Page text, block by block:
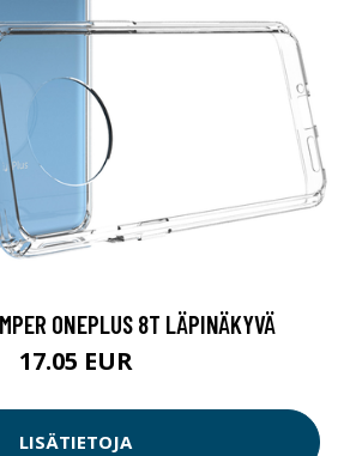
ONEPLUS 8T LÄPINÄKYVÄ
17.05 EUR
LISÄTIETOJA